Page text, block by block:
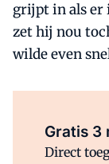
grijpt in als er
zet hij nou
wilde even
Gratis 3
Direct